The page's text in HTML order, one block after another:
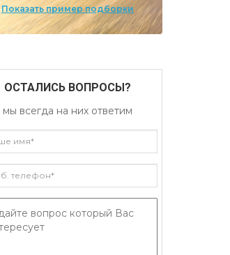
Показать пример подборки
ОСТАЛИСЬ ВОПРОСЫ?
мы всегда на них ответим